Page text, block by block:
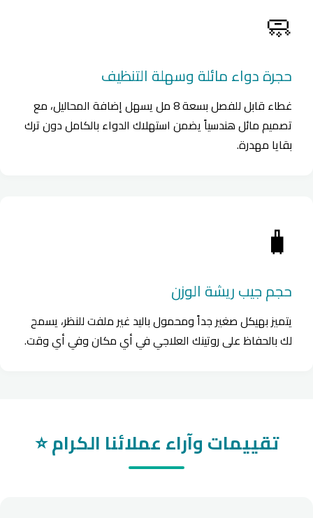
🧼
حجرة دواء مائلة وسهلة التنظيف
غطاء قابل للفصل بسعة 8 مل يسهل إضافة المحاليل، مع
تصميم مائل هندسياً يضمن استهلاك الدواء بالكامل دون ترك
بقايا مهدرة.
🧳
حجم جيب ريشة الوزن
يتميز بهيكل صغير جداً ومحمول باليد غير ملفت للنظر، يسمح
لك بالحفاظ على روتينك العلاجي في أي مكان وفي أي وقت.
تقييمات وآراء عملائنا الكرام ⭐